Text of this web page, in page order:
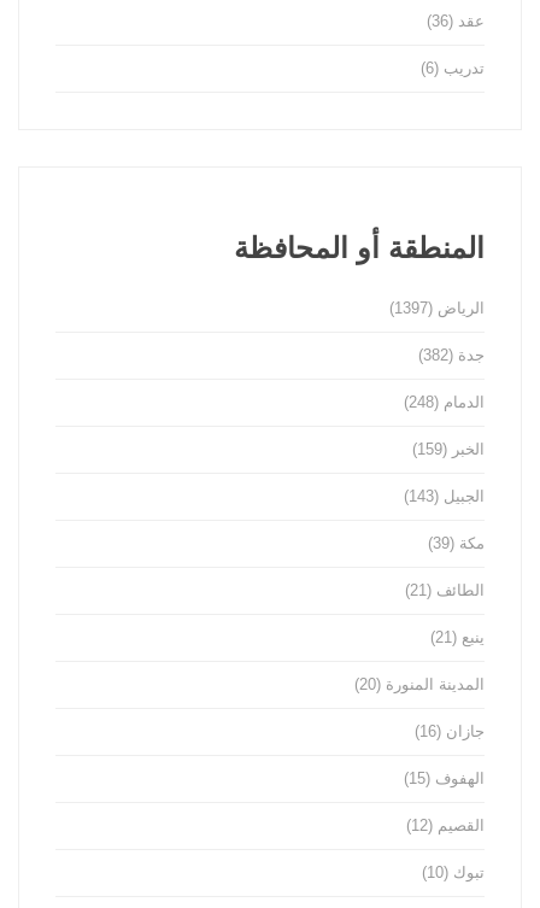
عقد (36)
تدريب (6)
المنطقة أو المحافظة
الرياض (1397)
جدة (382)
الدمام (248)
الخبر (159)
الجبيل (143)
مكة (39)
الطائف (21)
ينبع (21)
المدينة المنورة (20)
جازان (16)
الهفوف (15)
القصيم (12)
تبوك (10)